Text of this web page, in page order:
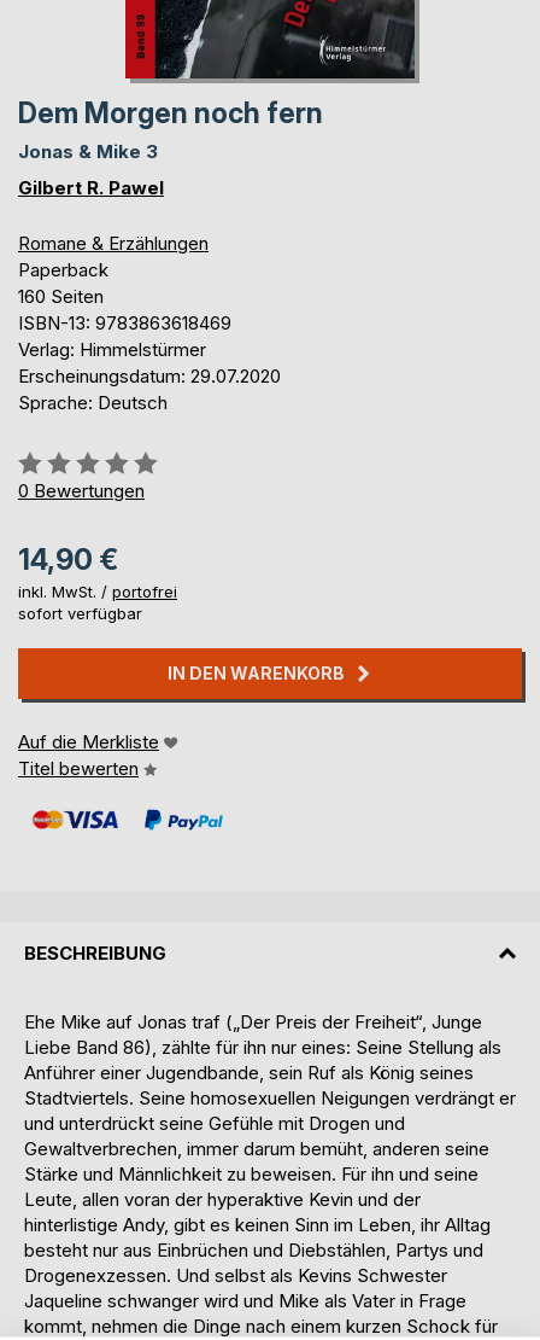
Dem Morgen noch fern
Jonas & Mike 3
Gilbert R. Pawel
Romane & Erzählungen
Paperback
160 Seiten
ISBN-13: 9783863618469
Verlag: Himmelstürmer
Erscheinungsdatum: 29.07.2020
Sprache: Deutsch
Bewertung::
0%
0 Bewertungen
14,90 €
inkl. MwSt. / portofrei
sofort verfügbar
IN DEN WARENKORB
Auf die Merkliste
Titel bewerten
BESCHREIBUNG
Ehe Mike auf Jonas traf („Der Preis der Freiheit“, Junge
Liebe Band 86), zählte für ihn nur eines: Seine Stellung als
Anführer einer Jugendbande, sein Ruf als König seines
Stadtviertels. Seine homosexuellen Neigungen verdrängt er
und unterdrückt seine Gefühle mit Drogen und
Gewaltverbrechen, immer darum bemüht, anderen seine
Stärke und Männlichkeit zu beweisen. Für ihn und seine
Leute, allen voran der hyperaktive Kevin und der
hinterlistige Andy, gibt es keinen Sinn im Leben, ihr Alltag
besteht nur aus Einbrüchen und Diebstählen, Partys und
Drogenexzessen. Und selbst als Kevins Schwester
Jaqueline schwanger wird und Mike als Vater in Frage
kommt, nehmen die Dinge nach einem kurzen Schock für